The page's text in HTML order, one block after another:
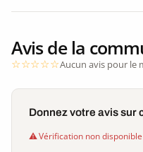
Avis de la
Aucun avis pour le
Donnez votre avis sur
Vérification non